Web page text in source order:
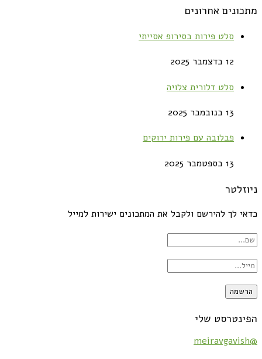
מתכונים אחרונים
סלט פירות בסירופ אסייתי
12 בדצמבר 2025
סלט דלורית צלויה
13 בנובמבר 2025
פבלובה עם פירות ירוקים
13 בספטמבר 2025
ניוזלטר
כדאי לך להירשם ולקבל את המתכונים ישירות למייל
הפינטרסט שלי
@meiravgavish